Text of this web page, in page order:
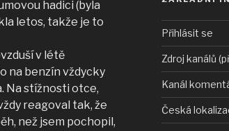
hadici (byla
letos, takže je to
v létě
na benzín vždycky
Na stížnosti otce,
reagoval tak, že
než jsem pochopil,
Přihlásit se
Zdroj kanálů
Kanál
Česká